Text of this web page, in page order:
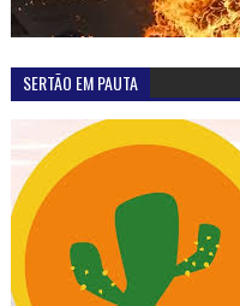
SERTÃO EM PAUTA